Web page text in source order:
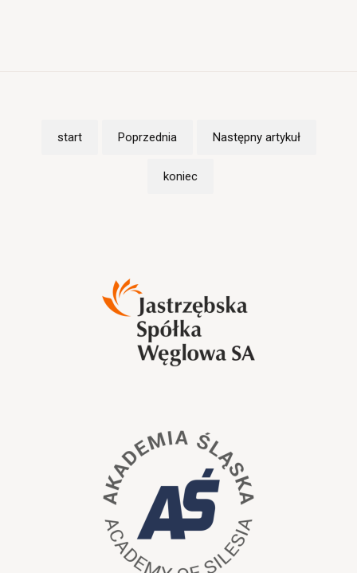
start Poprzednia Następny artykuł
koniec